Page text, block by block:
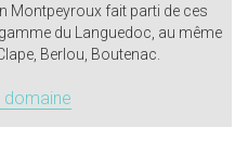
Montpeyroux fait parti de ces
du Languedoc, au même
Berlou, Boutenac.